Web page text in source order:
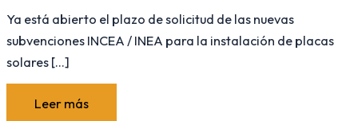
Ya está abierto el plazo de solicitud de las nuevas
subvenciones INCEA / INEA para la instalación de placas
solares […]
Leer más